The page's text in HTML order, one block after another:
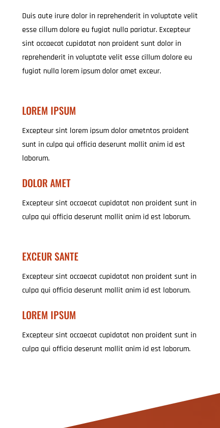
Duis aute irure dolor in reprehenderit in voluptate velit
esse cillum dolore eu fugiat nulla pariatur. Excepteur
sint occaecat cupidatat non proident sunt dolor in
reprehenderit in voluptate velit esse cillum dolore eu
fugiat nulla lorem ipsum dolor amet exceur.
LOREM IPSUM
Excepteur sint lorem ipsum dolor ametntos proident
sunt in culpa qui officia deserunt mollit anim id est
laborum.
DOLOR AMET
Excepteur sint occaecat cupidatat non proident sunt in
culpa qui officia deserunt mollit anim id est laborum.
EXCEUR SANTE
Excepteur sint occaecat cupidatat non proident sunt in
culpa qui officia deserunt mollit anim id est laborum.
LOREM IPSUM
Excepteur sint occaecat cupidatat non proident sunt in
culpa qui officia deserunt mollit anim id est laborum.